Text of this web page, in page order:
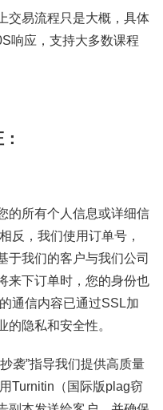
交易流程只是大概，具体
响应，支持大多数课程
的所有个人信息或详细信
反，我们使用订单号，
于我们的客户与我们公司
来下订单时，您的身份也
通信内容已通过SSL加
的隐私和安全性。
袭”指导我们提供高质量
Turnitin（国际版plag窃